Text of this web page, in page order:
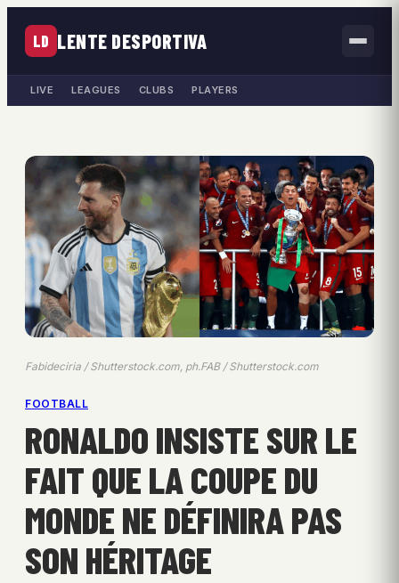
LD LENTE DESPORTIVA
LIVE LEAGUES CLUBS PLAYERS
Fabideciria / Shutterstock.com, ph.FAB / Shutterstock.com
FOOTBALL
RONALDO INSISTE SUR LE
FAIT QUE LA COUPE DU
MONDE NE DÉFINIRA PAS
SON HÉRITAGE